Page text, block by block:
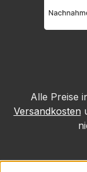
Alle Preise
Versandkosten